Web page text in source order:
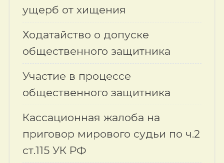
ущерб от хищения
Ходатайство о допуске
общественного защитника
Участие в процессе
общественного защитника
Кассационная жалоба на
приговор мирового судьи по ч.2
ст.115 УК РФ